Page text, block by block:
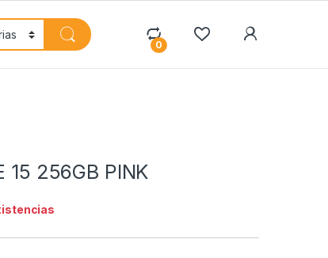
0
15 256GB PINK